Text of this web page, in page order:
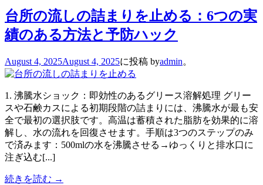
台所の流しの詰まりを止める：6つの実
績のある方法と予防ハック
August 4, 2025August 4, 2025に投稿 byadmin。
1. 沸騰水ショック：即効性のあるグリース溶解処理 グリー
スや石鹸カスによる初期段階の詰まりには、沸騰水が最も安
全で最初の選択肢です。高温は蓄積された脂肪を効果的に溶
解し、水の流れを回復させます。手順は3つのステップのみ
で済みます：500mlの水を沸騰させる→ゆっくりと排水口に
注ぎ込む[...]
続きを読む →